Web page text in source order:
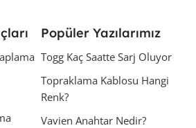
Popüler Yazılarımız
Togg Kaç Saatte Sarj Oluyor
Topraklama Kablosu Hangi
Renk?
Vavien Anahtar Nedir?